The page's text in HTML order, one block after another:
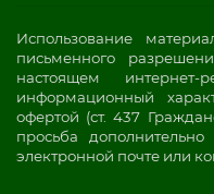
Использование
письменного
настоящем интернет-
информационный
офертой (ст. 437
просьба
электронной почте или